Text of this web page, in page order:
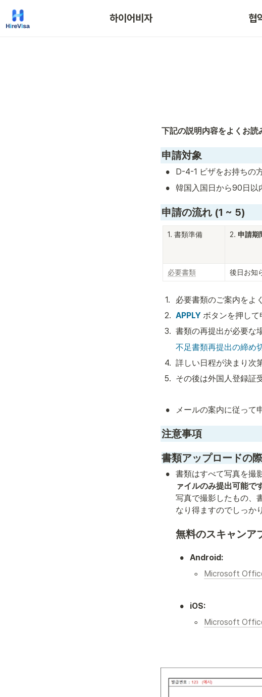
하이어비자 협
下記の説明内容をよくお読
申請対象
• D-4-1 ビザをお持ちの
• 韓国入国日から90日以
申請の流れ (1 ~ 5)
1. 書類準備 2. 申請期
必要書類 後日お知
1.
必要書類のご案内をよ
2. APPLY ボタンを押して
3. 書類の再提出が必要な
不足書類再提出の締め
4. 詳しい日程が決まり次第
5. その後は外国人登録証
• メールの案内に従って
注意事項
書類アップロードの際
• 書類はすべて写真を撮
ァイルのみ提出可能です
写真で撮影したもの、
なり得ますのでしっか
無料のスキャンア
• Android:
◦ Microsoft
• iOS:
◦ Microsoft